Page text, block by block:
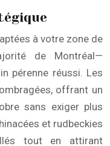
à votre zone de
de Montréal—
pérenne réussi. Les
offrant un
sans exiger plus
et rudbeckies
tout en attirant